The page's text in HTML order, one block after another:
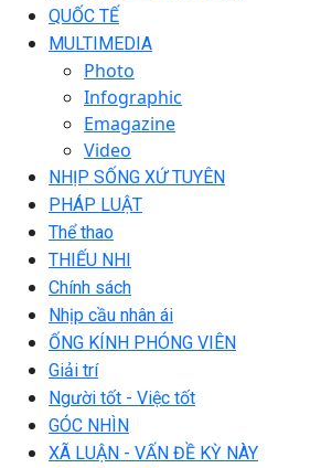
QUỐC TẾ
MULTIMEDIA
Photo
Infographic
Emagazine
Video
NHỊP SỐNG XỨ TUYÊN
PHÁP LUẬT
Thể thao
THIẾU NHI
Chính sách
Nhịp cầu nhân ái
ỐNG KÍNH PHÓNG VIÊN
Giải trí
Người tốt - Việc tốt
GÓC NHÌN
XÃ LUẬN - VẤN ĐỀ KỲ NÀY